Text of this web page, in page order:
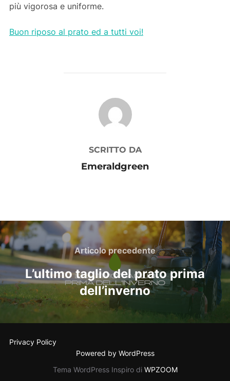
più vigorosa e uniforme.
Buon riposo al prato ed a tutti voi!
AUTORE DELL'ARTICOLO
SCRITTO DA
Emeraldgreen
Navigazione
articoli
Articolo
precedente
Articolo precedente
L’ultimo taglio del prato prima
dell’inverno
Privacy Policy
Powered by WordPress
Tema WordPress Inspiro di WPZOOM